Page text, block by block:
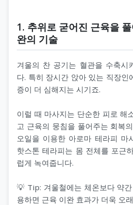
1. 추위로 굳어진 근육을
완의 기술
겨울의 찬 공기는 혈관을 수축시
다. 특히 장시간 앉아 있는 직장인
증이 더 심해지는 시기죠.
이럴 때 마사지는 단순한 피로 해
고 근육의 뭉침을 풀어주는 회복
오일을 이용한 아로마 테라피 마
핫스톤 테라피는 몸 전체를 포근
럽게 녹여줍니다.
💡 Tip: 겨울철에는 체온보다 약
용하면 근육 이완 효과가 더욱 오